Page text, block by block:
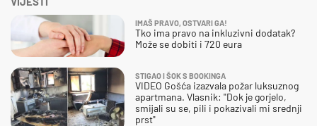
IMAŠ PRAVO, OSTVARI GA!
Tko ima pravo na inkluzivni dodatak?
Može se dobiti i 720 eura
STIGAO I ŠOK S BOOKINGA
VIDEO Gošća izazvala požar luksuznog
apartmana. Vlasnik: "Dok je gorjelo,
smijali su se, pili i pokazivali mi srednji
prst"